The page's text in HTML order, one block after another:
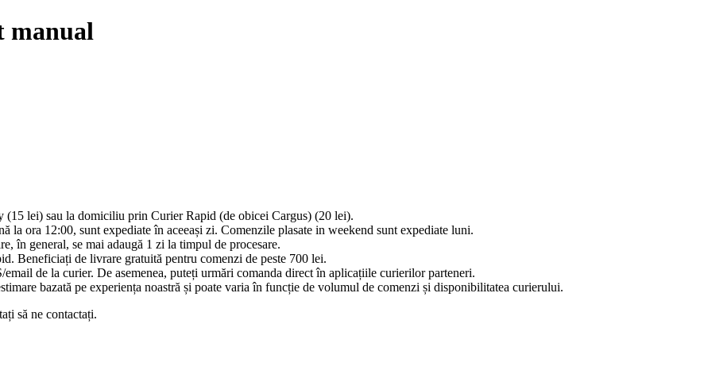
manual
(15 lei) sau la domiciliu prin Curier Rapid (de obicei Cargus) (20 lei).
la ora 12:00, sunt expediate în aceeași zi. Comenzile plasate in weekend sunt expediate luni.
în general, se mai adaugă 1 zi la timpul de procesare.
Beneficiați de livrare gratuită pentru comenzi de peste 700 lei.
de la curier. De asemenea, puteți urmări comanda direct în aplicațiile curierilor parteneri.
bazată pe experiența noastră și poate varia în funcție de volumul de comenzi și disponibilitatea curierului.
să ne contactați.